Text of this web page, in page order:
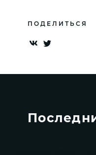
ПОДЕЛИТЬСЯ